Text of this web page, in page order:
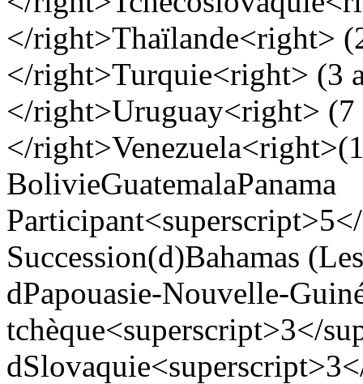
</right>Thaïlande<right>
</right>Turquie<right> (3
</right>Uruguay<right>
</right>Venezuela
BolivieGuatemalaPanama
Succession(d)Bahamas
dPapouasie-Nouvelle-
tchèque<superscript>3</
d